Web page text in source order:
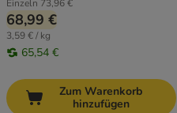
Einzeln 73,96 €
68,99 €
3,59 € / kg
65,54 €
Zum Warenkorb
hinzufügen